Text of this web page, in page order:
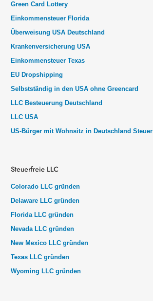
Green Card Lottery
Einkommensteuer Florida
Überweisung USA Deutschland
Krankenversicherung USA
Einkommensteuer Texas
EU Dropshipping
Selbstständig in den USA ohne Greencard
LLC Besteuerung Deutschland
LLC USA
US-Bürger mit Wohnsitz in Deutschland Steuer
Steuerfreie LLC
Colorado LLC gründen
Delaware LLC gründen
Florida LLC gründen
Nevada LLC gründen
New Mexico LLC gründen
Texas LLC gründen
Wyoming LLC gründen